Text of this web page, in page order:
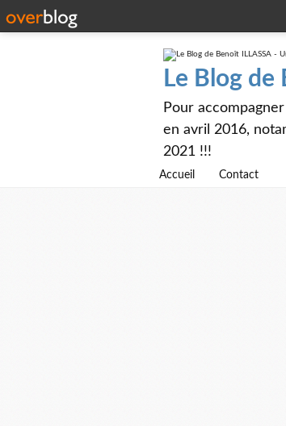
Le Blog de
Pour
en avril 2016,
2021 !!!
Accueil Contact